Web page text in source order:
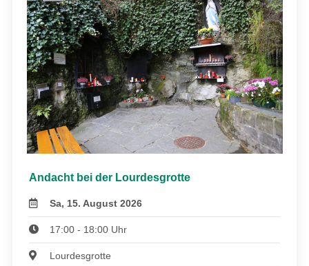
Andacht bei der Lourdesgrotte
Sa, 15. August 2026
17:00 - 18:00 Uhr
Lourdesgrotte